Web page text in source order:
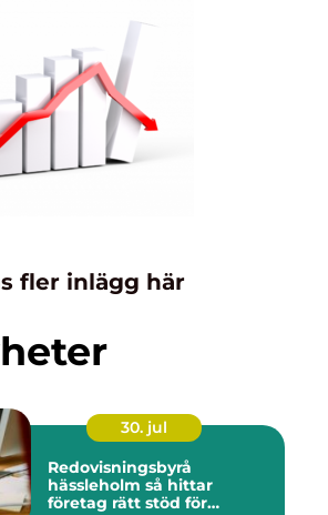
fler inlägg här
30. jul
Redovisningsbyrå
hässleholm så hittar
företag rätt stöd för